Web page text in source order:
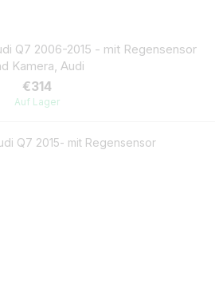
Q7 2006-2015 - mit Regensensor
Kamera, Audi
€314
Auf Lager